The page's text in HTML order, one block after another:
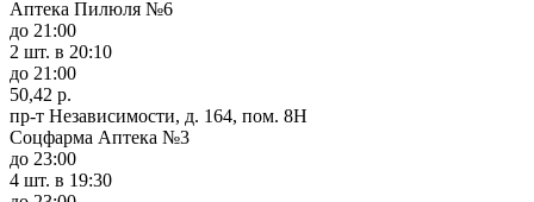
Аптека Пилюля №6
до 21:00
2 шт. в 20:10
до 21:00
50,42 р.
пр-т Независимости, д. 164, пом. 8Н
Соцфарма Аптека №3
до 23:00
4 шт. в 19:30